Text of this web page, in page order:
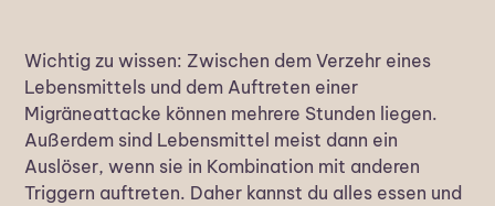
Wichtig zu wissen: Zwischen dem Verzehr eines
Lebensmittels und dem Auftreten einer
Migräneattacke können mehrere Stunden liegen.
Außerdem sind Lebensmittel meist dann ein
Auslöser, wenn sie in Kombination mit anderen
Triggern auftreten. Daher kannst du alles essen und